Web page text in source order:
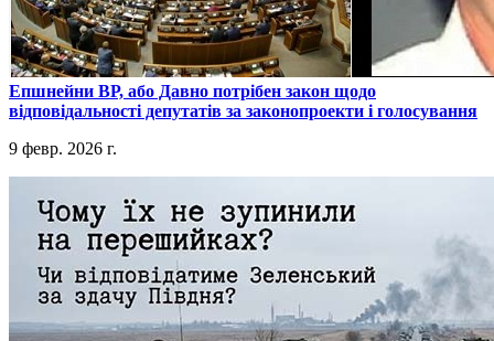
​Епшнейни ВР, або Давно потрібен закон щодо
відповідальності депутатів за законопроекти і голосування
9 февр. 2026 г.